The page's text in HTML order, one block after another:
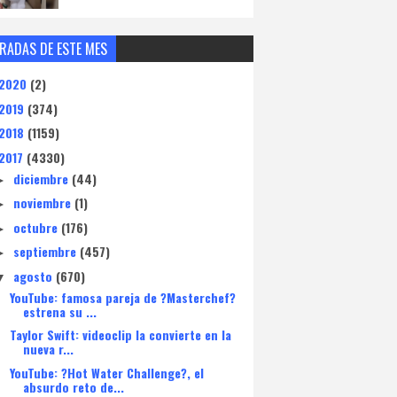
DE ESTE MES
2020 (2)
2019 (374)
2018 (1159)
2017 (4330)
diciembre (44)
noviembre (1)
octubre (176)
septiembre (457)
agosto (670)
YouTube: famosa pareja de ?Masterchef?
estrena su ...
Taylor Swift: videoclip la convierte en la
nueva r...
YouTube: ?Hot Water Challenge?, el
absurdo reto de...